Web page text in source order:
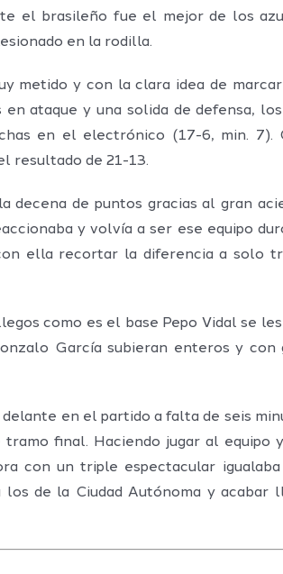
el brasileño fue el mejor de los
en la rodilla.
metido y con la clara idea de
ataque y una solida de defensa,
en el electrónico (17-6, min. 7).
resultado de 21-13.
decena de puntos gracias al gran
y volvía a ser ese equipo
ella recortar la diferencia a solo
como es el base Pepo Vidal se
García subieran enteros y con
en el partido a falta de seis
final. Haciendo jugar al equipo
con un triple espectacular
de la Ciudad Autónoma y acabar